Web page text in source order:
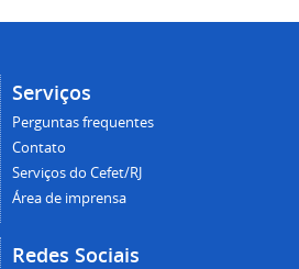
Serviços
Perguntas frequentes
Contato
Serviços do Cefet/RJ
Área de imprensa
Redes Sociais